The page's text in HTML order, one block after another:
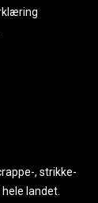
, strikke-
landet.